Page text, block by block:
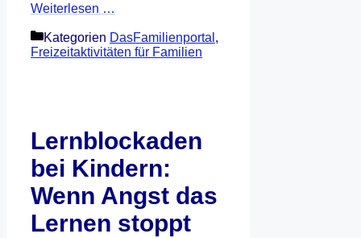
Weiterlesen …
Kategorien DasFamilienportal ,
Freizeitaktivitäten für Familien
Lernblockaden
bei Kindern:
Wenn Angst das
Lernen stoppt